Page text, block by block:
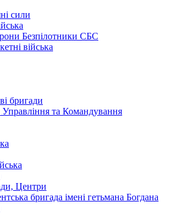
сили
Безпілотники СБС
війська
бригади
та Командування
Центри
бригада імені гетьмана Богдана